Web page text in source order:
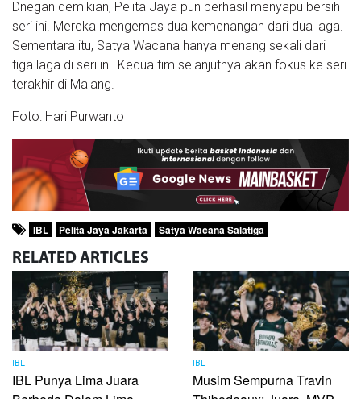
Dnegan demikian, Pelita Jaya pun berhasil menyapu bersih
seri ini. Mereka mengemas dua kemenangan dari dua laga.
Sementara itu, Satya Wacana hanya menang sekali dari
tiga laga di seri ini. Kedua tim selanjutnya akan fokus ke seri
terakhir di Malang.
Foto: Hari Purwanto
IBL Pelita Jaya Jakarta Satya Wacana Salatiga
RELATED ARTICLES
IBL
IBL Punya Lima Juara
IBL
Musim Sempurna Travin